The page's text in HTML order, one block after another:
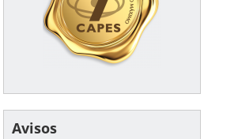
Avisos